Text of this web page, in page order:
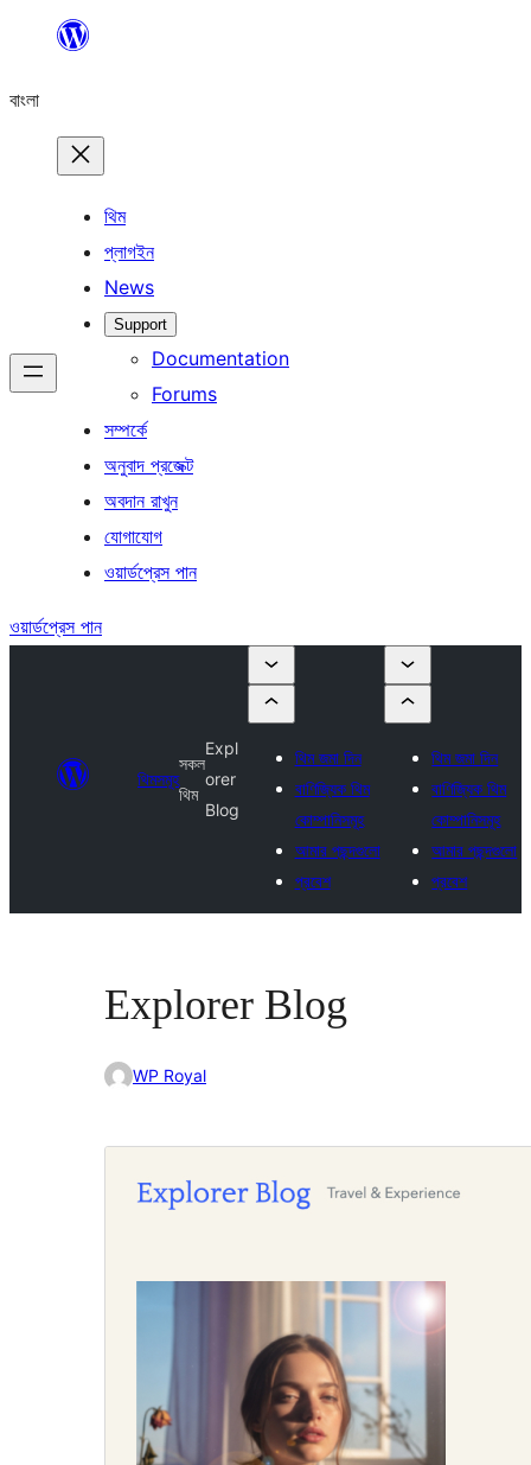
যান
বাংলা
থিম
প্লাগইন
News
Support
Documentation
Forums
সম্পর্কে
অনুবাদ প্রজেক্ট
অবদান রাখুন
যোগাযোগ
ওয়ার্ডপ্রেস পান
ওয়ার্ডপ্রেস পান
থিমসমূহ
সকল
থিম
Expl
orer
Blog
থিম জমা দিন
বাণিজ্যিক থিম
কোম্পানিসমূহ
আমার পছন্দগুলো
প্রবেশ
থিম জমা দিন
বাণিজ্যিক থিম
কোম্পানিসমূহ
আমার পছন্দগুলো
প্রবেশ
Explorer Blog
WP Royal